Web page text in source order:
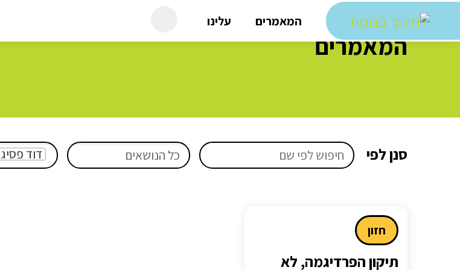
המאמרים עלינו
המאמרים
סנן לפי
חיפוש
לפי
נושא
שער
מחברדוד פסיג
חזון
תיקון הפרדיגמה, לא